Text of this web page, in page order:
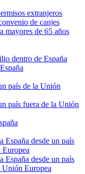
extranjeros
de canjes
mayores de 65 años
dentro de España
país de la Unión
país fuera de la Unión
España desde un país
España desde un país
Unión Europea